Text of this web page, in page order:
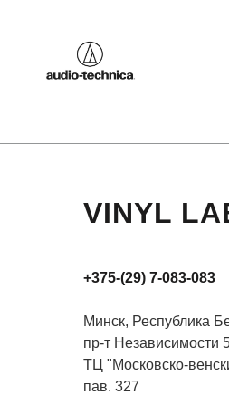
VINYL
+375-(29) 7-083-083
Минск, Республика
пр-т Независимости
ТЦ "Московско-
пав. 327